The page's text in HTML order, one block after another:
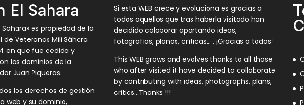
El Sahara
es propiedad de la
de Veteranos Mili Sáhara
en que fue cedida y
los dominios de la
Juan Piqueras.
los derechos de gestión
web y su dominio,
Si esta WEB crece y evoluciona es gracias a
todos aquellos que tras haberla visitado han
decidido colaborar aportando ideas,
fotografías, planos, críticas… , ¡Gracias a todos!
This WEB grows and evolves thanks to all those
who after visited it have decided to collaborate
by contributing with ideas, photographs, plans,
critics…Thanks !!!